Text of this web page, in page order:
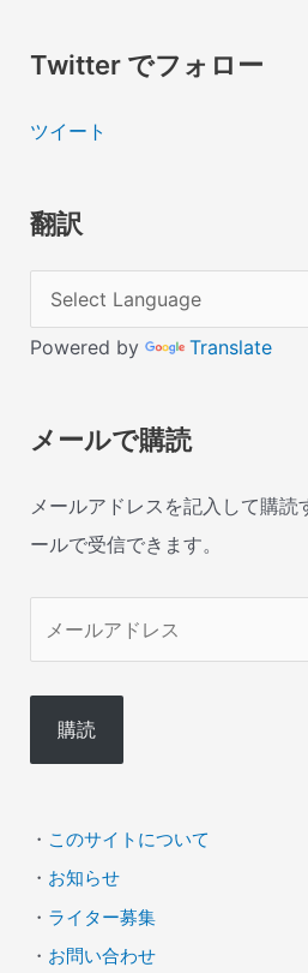
Twitter でフォロー
ツイート
翻訳
Powered by Translate
メールで購読
メールアドレスを記入して購読
ールで受信できます。
ル
ド
ス
購読
・ このサイトについて
・ お知らせ
・ ライター募集
・ お問い合わせ